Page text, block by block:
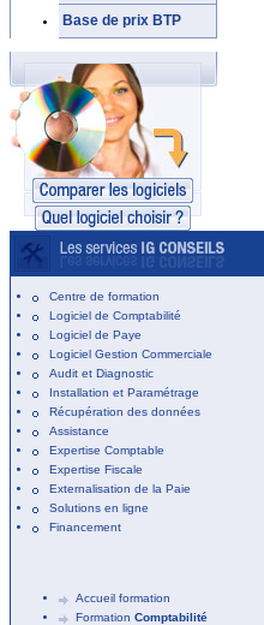
Base de prix BTP
Centre de formation
Logiciel de Comptabilité
Logiciel de Paye
Logiciel Gestion Commerciale
Audit et Diagnostic
Installation et Paramétrage
Récupération des données
Assistance
Expertise Comptable
Expertise Fiscale
Externalisation de la Paie
Solutions en ligne
Financement
Accueil formation
Formation Comptabilité